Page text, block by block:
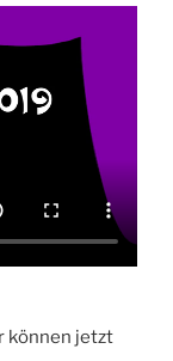
können jetzt